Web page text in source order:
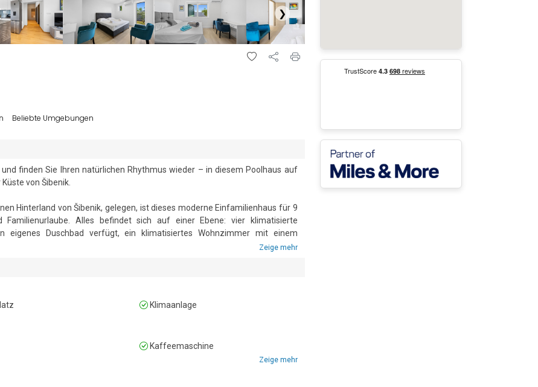
❯
Beliebte Umgebungen
finden Sie Ihren natürlichen Rhythmus wieder – in diesem Poolhaus auf
von Šibenik.
Hinterland von Šibenik, gelegen, ist dieses moderne Einfamilienhaus für 9
Alles befindet sich auf einer Ebene: vier klimatisierte
eigenes Duschbad verfügt, ein klimatisiertes Wohnzimmer mit einem
eine zweite Kochnische, sodass Frühaufsteher und Spätesser sich nie in
eines ummauerten, privaten Gartens mit Olivenbäumen, einer
Tor und der Haustierfreundlichkeit kann die ganze Familie gemeinsam
Stock mit einem Doppelbett und einem Kleiderschrank.
Zeige mehr
Klimaanlage
Kaffeemaschine
Zeige mehr